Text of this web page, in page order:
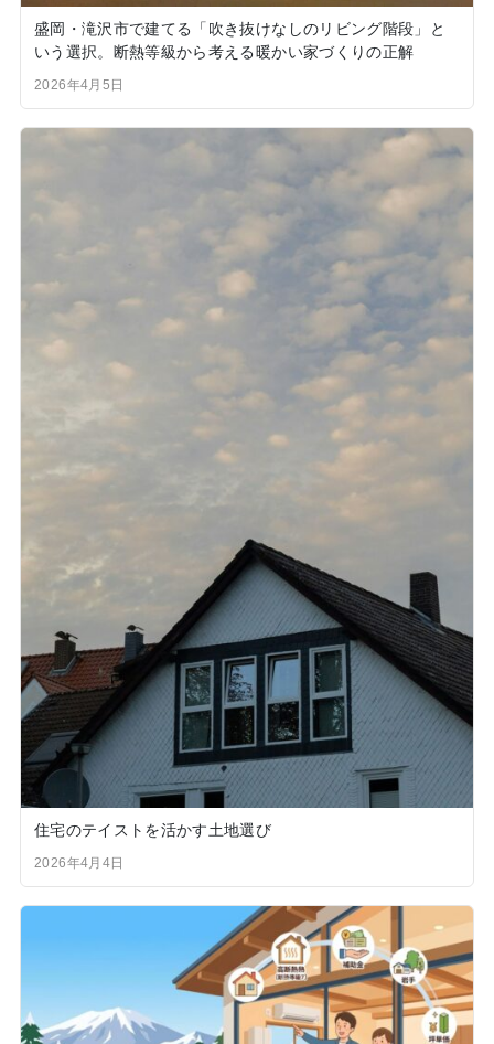
盛岡・滝沢市で建てる「吹き抜けなしのリビング階段」と
いう選択。断熱等級から考える暖かい家づくりの正解
2026年4月5日
住宅のテイストを活かす土地選び
2026年4月4日